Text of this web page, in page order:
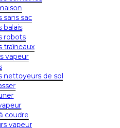
sans sac
balais
robots
traîneaux
vapeur
nettoyeurs de sol
coudre
vapeur